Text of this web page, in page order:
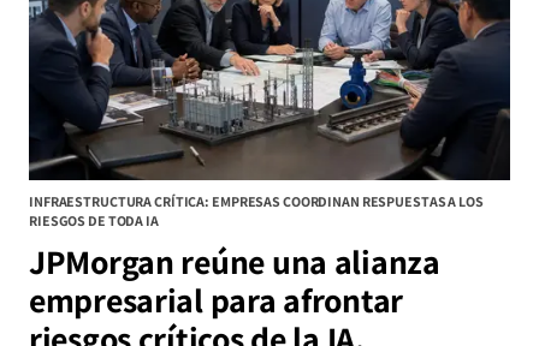
INFRAESTRUCTURA CRÍTICA: EMPRESAS COORDINAN RESPUESTAS A LOS
RIESGOS DE TODA IA
JPMorgan reúne una alianza
empresarial para afrontar